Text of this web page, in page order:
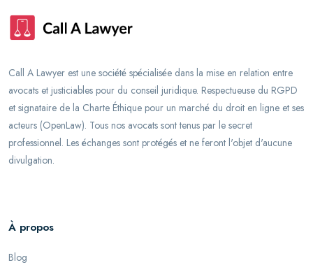
Call A Lawyer est une société spécialisée dans la mise en relation entre
avocats et justiciables pour du conseil juridique. Respectueuse du RGPD
et signataire de la Charte Éthique pour un marché du droit en ligne et ses
acteurs (OpenLaw). Tous nos avocats sont tenus par le secret
professionnel. Les échanges sont protégés et ne feront l'objet d'aucune
divulgation.
À propos
Blog